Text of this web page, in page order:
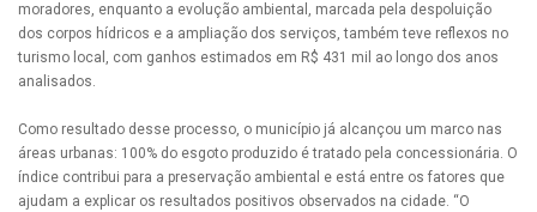
moradores, enquanto a evolução ambiental, marcada pela despoluição
dos corpos hídricos e a ampliação dos serviços, também teve reflexos no
turismo local, com ganhos estimados em R$ 431 mil ao longo dos anos
analisados.
Como resultado desse processo, o município já alcançou um marco nas
áreas urbanas: 100% do esgoto produzido é tratado pela concessionária. O
índice contribui para a preservação ambiental e está entre os fatores que
ajudam a explicar os resultados positivos observados na cidade. “O